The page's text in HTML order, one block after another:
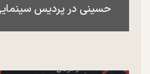
حسینی در پردیس